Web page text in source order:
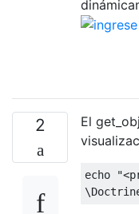
2
El
echo